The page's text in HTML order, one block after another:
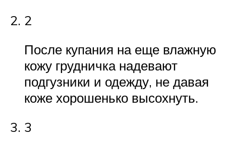
2
После купания на еще влажную
кожу грудничка надевают
подгузники и одежду, не давая
коже хорошенько высохнуть.
3